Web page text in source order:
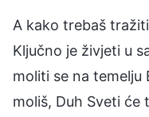
A kako trebaš
Ključno je živjeti u
moliti se na temelju
moliš, Duh Sveti će